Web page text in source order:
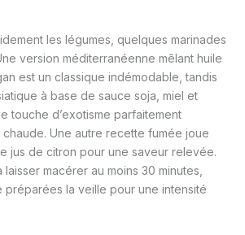
les légumes, quelques marinades
version méditerranéenne mêlant huile
est un classique indémodable, tandis
à base de sauce soja, miel et
touche d’exotisme parfaitement
Une autre recette fumée joue
jus de citron pour une saveur relevée.
macérer au moins 30 minutes,
préparées la veille pour une intensité